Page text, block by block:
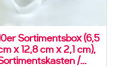
Sortimentsbox (6,5
x 12,8 cm x 2,1 cm),
/